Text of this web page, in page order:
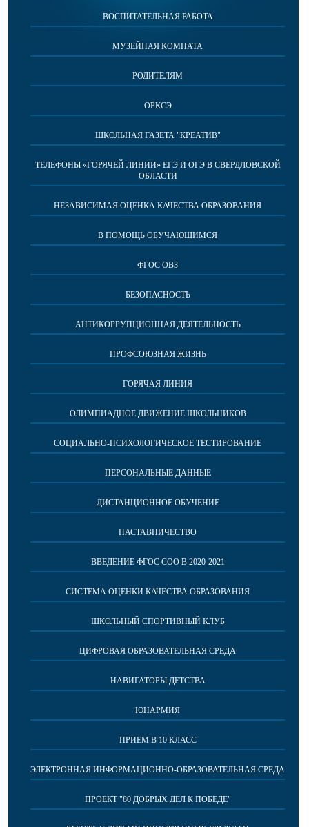
ВОСПИТАТЕЛЬНАЯ РАБОТА
МУЗЕЙНАЯ КОМНАТА
РОДИТЕЛЯМ
ОРКСЭ
ШКОЛЬНАЯ ГАЗЕТА "КРЕАТИВ"
ТЕЛЕФОНЫ «ГОРЯЧЕЙ ЛИНИИ» ЕГЭ И ОГЭ В СВЕРДЛОВСКОЙ
ОБЛАСТИ
НЕЗАВИСИМАЯ ОЦЕНКА КАЧЕСТВА ОБРАЗОВАНИЯ
В ПОМОЩЬ ОБУЧАЮЩИМСЯ
ФГОС ОВЗ
БЕЗОПАСНОСТЬ
АНТИКОРРУПЦИОННАЯ ДЕЯТЕЛЬНОСТЬ
ПРОФСОЮЗНАЯ ЖИЗНЬ
ГОРЯЧАЯ ЛИНИЯ
ОЛИМПИАДНОЕ ДВИЖЕНИЕ ШКОЛЬНИКОВ
СОЦИАЛЬНО-ПСИХОЛОГИЧЕСКОЕ ТЕСТИРОВАНИЕ
ПЕРСОНАЛЬНЫЕ ДАННЫЕ
ДИСТАНЦИОННОЕ ОБУЧЕНИЕ
НАСТАВНИЧЕСТВО
ВВЕДЕНИЕ ФГОС СОО В 2020-2021
СИСТЕМА ОЦЕНКИ КАЧЕСТВА ОБРАЗОВАНИЯ
ШКОЛЬНЫЙ СПОРТИВНЫЙ КЛУБ
ЦИФРОВАЯ ОБРАЗОВАТЕЛЬНАЯ СРЕДА
НАВИГАТОРЫ ДЕТСТВА
ЮНАРМИЯ
ПРИЕМ В 10 КЛАСС
ЭЛЕКТРОННАЯ ИНФОРМАЦИОННО-ОБРАЗОВАТЕЛЬНАЯ СРЕДА
ПРОЕКТ "80 ДОБРЫХ ДЕЛ К ПОБЕДЕ"